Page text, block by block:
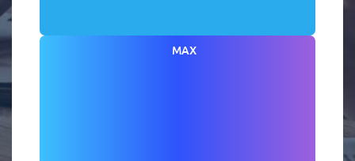
MAX